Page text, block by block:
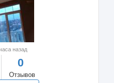
назад
0
Отзывов